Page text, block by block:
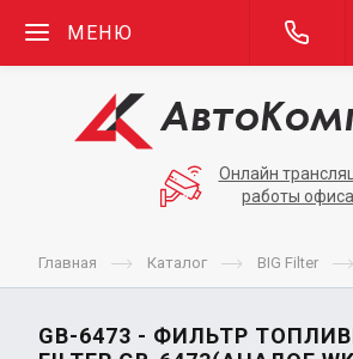
МЕНЮ
Онлайн
работы офиса
Главная Каталог BIG Filter
GB-6473 - ФИЛЬТР